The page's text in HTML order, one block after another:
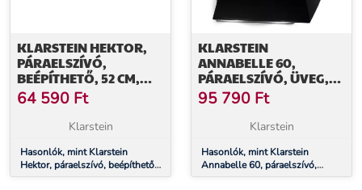
KLARSTEIN HEKTOR,
PÁRAELSZÍVÓ,
BEÉPÍTHETŐ, 52 CM,
530 M³/Ó ELSZÍVÓ
TELJESÍTMÉNY, LED,
ÉRINTŐKÉPERNYŐS,
64 590 Ft
Klarstein
Hasonlók, mint Klarstein
Hektor, páraelszívó, beépíthető,
52 cm, 530 m³/ó elszívó
KLARSTEIN
ANNABELLE 60,
PÁRAELSZÍVÓ, ÜVEG,
595 M³/Ó,
ÉRINTŐKÉPERNYŐS,
95 790 Ft
Klarstein
Hasonlók, mint Klarstein
Annabelle 60, páraelszívó,
üveg, 595 m³/ó,